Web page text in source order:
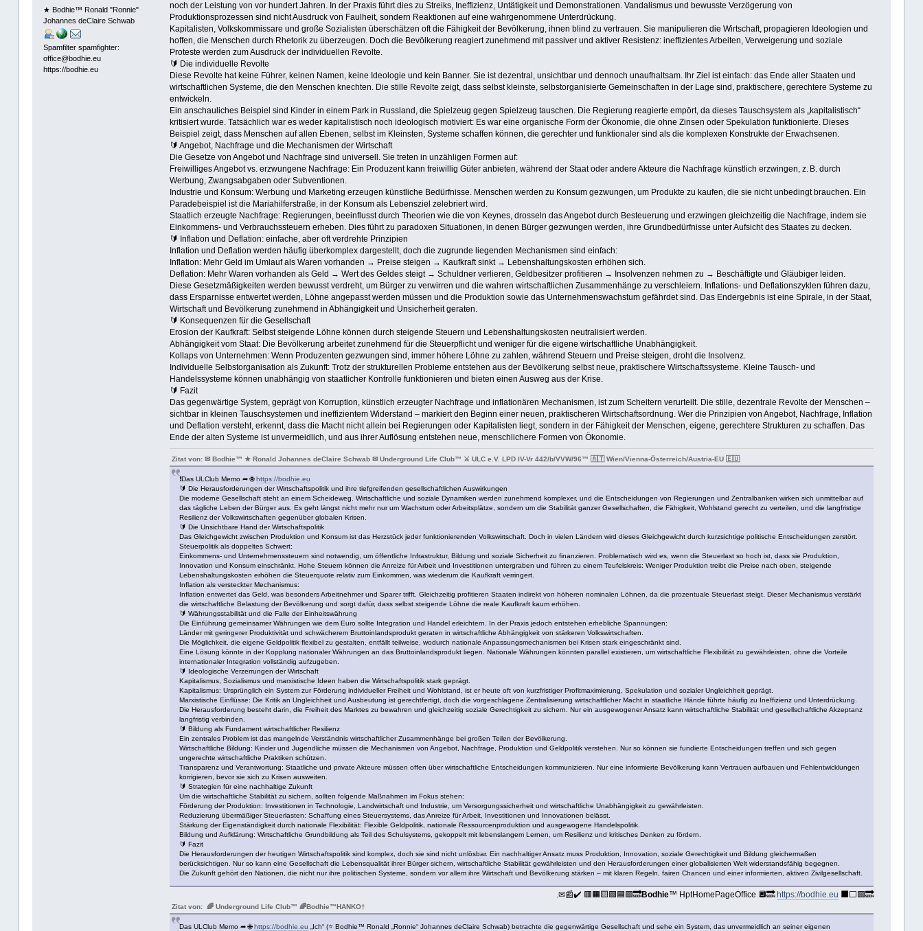
★ Bodhie™ Ronald "Ronnie"
Johannes deClaire Schwab
Spamfilter spamfighter:
office@bodhie.eu
https://bodhie.eu
noch der Leistung von vor hundert Jahren. In der Praxis führt dies zu Streiks, Ineffizienz, Untätigkeit und Demonstrationen. Vandalismus und bewusste Verzögerung von
Produktionsprozessen sind nicht Ausdruck von Faulheit, sondern Reaktionen auf eine wahrgenommene Unterdrückung.
Kapitalisten, Volkskommissare und große Sozialisten überschätzen oft die Fähigkeit der Bevölkerung, ihnen blind zu vertrauen. Sie manipulieren die Wirtschaft, propagieren Ideologien und
hoffen, die Menschen durch Rhetorik zu überzeugen. Doch die Bevölkerung reagiert zunehmend mit passiver und aktiver Resistenz: ineffizientes Arbeiten, Verweigerung und soziale
Proteste werden zum Ausdruck der individuellen Revolte.
🔰 Die individuelle Revolte
Diese Revolte hat keine Führer, keinen Namen, keine Ideologie und kein Banner. Sie ist dezentral, unsichtbar und dennoch unaufhaltsam. Ihr Ziel ist einfach: das Ende aller Staaten und
wirtschaftlichen Systeme, die den Menschen knechten. Die stille Revolte zeigt, dass selbst kleinste, selbstorganisierte Gemeinschaften in der Lage sind, praktischere, gerechtere Systeme zu
entwickeln.
Ein anschauliches Beispiel sind Kinder in einem Park in Russland, die Spielzeug gegen Spielzeug tauschen. Die Regierung reagierte empört, da dieses Tauschsystem als „kapitalistisch“
kritisiert wurde. Tatsächlich war es weder kapitalistisch noch ideologisch motiviert: Es war eine organische Form der Ökonomie, die ohne Zinsen oder Spekulation funktionierte. Dieses
Beispiel zeigt, dass Menschen auf allen Ebenen, selbst im Kleinsten, Systeme schaffen können, die gerechter und funktionaler sind als die komplexen Konstrukte der Erwachsenen.
🔰 Angebot, Nachfrage und die Mechanismen der Wirtschaft
Die Gesetze von Angebot und Nachfrage sind universell. Sie treten in unzähligen Formen auf:
Freiwilliges Angebot vs. erzwungene Nachfrage: Ein Produzent kann freiwillig Güter anbieten, während der Staat oder andere Akteure die Nachfrage künstlich erzwingen, z. B. durch
Werbung, Zwangsabgaben oder Subventionen.
Industrie und Konsum: Werbung und Marketing erzeugen künstliche Bedürfnisse. Menschen werden zu Konsum gezwungen, um Produkte zu kaufen, die sie nicht unbedingt brauchen. Ein
Paradebeispiel ist die Mariahilferstraße, in der Konsum als Lebensziel zelebriert wird.
Staatlich erzeugte Nachfrage: Regierungen, beeinflusst durch Theorien wie die von Keynes, drosseln das Angebot durch Besteuerung und erzwingen gleichzeitig die Nachfrage, indem sie
Einkommens- und Verbrauchssteuern erheben. Dies führt zu paradoxen Situationen, in denen Bürger gezwungen werden, ihre Grundbedürfnisse unter Aufsicht des Staates zu decken.
🔰 Inflation und Deflation: einfache, aber oft verdrehte Prinzipien
Inflation und Deflation werden häufig überkomplex dargestellt, doch die zugrunde liegenden Mechanismen sind einfach:
Inflation: Mehr Geld im Umlauf als Waren vorhanden → Preise steigen → Kaufkraft sinkt → Lebenshaltungskosten erhöhen sich.
Deflation: Mehr Waren vorhanden als Geld → Wert des Geldes steigt → Schuldner verlieren, Geldbesitzer profitieren → Insolvenzen nehmen zu → Beschäftigte und Gläubiger leiden.
Diese Gesetzmäßigkeiten werden bewusst verdreht, um Bürger zu verwirren und die wahren wirtschaftlichen Zusammenhänge zu verschleiern. Inflations- und Deflationszyklen führen dazu,
dass Ersparnisse entwertet werden, Löhne angepasst werden müssen und die Produktion sowie das Unternehmenswachstum gefährdet sind. Das Endergebnis ist eine Spirale, in der Staat,
Wirtschaft und Bevölkerung zunehmend in Abhängigkeit und Unsicherheit geraten.
🔰 Konsequenzen für die Gesellschaft
Erosion der Kaufkraft: Selbst steigende Löhne können durch steigende Steuern und Lebenshaltungskosten neutralisiert werden.
Abhängigkeit vom Staat: Die Bevölkerung arbeitet zunehmend für die Steuerpflicht und weniger für die eigene wirtschaftliche Unabhängigkeit.
Kollaps von Unternehmen: Wenn Produzenten gezwungen sind, immer höhere Löhne zu zahlen, während Steuern und Preise steigen, droht die Insolvenz.
Individuelle Selbstorganisation als Zukunft: Trotz der strukturellen Probleme entstehen aus der Bevölkerung selbst neue, praktischere Wirtschaftssysteme. Kleine Tausch- und
Handelssysteme können unabhängig von staatlicher Kontrolle funktionieren und bieten einen Ausweg aus der Krise.
🔰 Fazit
Das gegenwärtige System, geprägt von Korruption, künstlich erzeugter Nachfrage und inflationären Mechanismen, ist zum Scheitern verurteilt. Die stille, dezentrale Revolte der Menschen –
sichtbar in kleinen Tauschsystemen und ineffizientem Widerstand – markiert den Beginn einer neuen, praktischeren Wirtschaftsordnung. Wer die Prinzipien von Angebot, Nachfrage, Inflation
und Deflation versteht, erkennt, dass die Macht nicht allein bei Regierungen oder Kapitalisten liegt, sondern in der Fähigkeit der Menschen, eigene, gerechtere Strukturen zu schaffen. Das
Ende der alten Systeme ist unvermeidlich, und aus ihrer Auflösung entstehen neue, menschlichere Formen von Ökonomie.
Zitat von: ✉ Bodhie™ ★ Ronald Johannes deClaire Schwab ✉ Underground Life Club™ ⚔ ULC e.V. LPD IV-Vr 442/b/VVW/96™ 🇦🇹 Wien/Vienna-Österreich/Austria-EU 🇪🇺
❗Das ULClub Memo ➦ 🌐https://bodhie.eu
🔰 Die Herausforderungen der Wirtschaftspolitik und ihre tiefgreifenden gesellschaftlichen Auswirkungen
Die moderne Gesellschaft steht an einem Scheideweg. Wirtschaftliche und soziale Dynamiken werden zunehmend komplexer, und die Entscheidungen von Regierungen und Zentralbanken wirken sich unmittelbar auf
das tägliche Leben der Bürger aus. Es geht längst nicht mehr nur um Wachstum oder Arbeitsplätze, sondern um die Stabilität ganzer Gesellschaften, die Fähigkeit, Wohlstand gerecht zu verteilen, und die langfristige
Resilienz der Volkswirtschaften gegenüber globalen Krisen.
🔰 Die Unsichtbare Hand der Wirtschaftspolitik
Das Gleichgewicht zwischen Produktion und Konsum ist das Herzstück jeder funktionierenden Volkswirtschaft. Doch in vielen Ländern wird dieses Gleichgewicht durch kurzsichtige politische Entscheidungen zerstört.
Steuerpolitik als doppeltes Schwert:
Einkommens- und Unternehmenssteuern sind notwendig, um öffentliche Infrastruktur, Bildung und soziale Sicherheit zu finanzieren. Problematisch wird es, wenn die Steuerlast so hoch ist, dass sie Produktion,
Innovation und Konsum einschränkt. Hohe Steuern können die Anreize für Arbeit und Investitionen untergraben und führen zu einem Teufelskreis: Weniger Produktion treibt die Preise nach oben, steigende
Lebenshaltungskosten erhöhen die Steuerquote relativ zum Einkommen, was wiederum die Kaufkraft verringert.
Inflation als versteckter Mechanismus:
Inflation entwertet das Geld, was besonders Arbeitnehmer und Sparer trifft. Gleichzeitig profitieren Staaten indirekt von höheren nominalen Löhnen, da die prozentuale Steuerlast steigt. Dieser Mechanismus verstärkt
die wirtschaftliche Belastung der Bevölkerung und sorgt dafür, dass selbst steigende Löhne die reale Kaufkraft kaum erhöhen.
🔰 Währungsstabilität und die Falle der Einheitswährung
Die Einführung gemeinsamer Währungen wie dem Euro sollte Integration und Handel erleichtern. In der Praxis jedoch entstehen erhebliche Spannungen:
Länder mit geringerer Produktivität und schwächerem Bruttoinlandsprodukt geraten in wirtschaftliche Abhängigkeit von stärkeren Volkswirtschaften.
Die Möglichkeit, die eigene Geldpolitik flexibel zu gestalten, entfällt teilweise, wodurch nationale Anpassungsmechanismen bei Krisen stark eingeschränkt sind.
Eine Lösung könnte in der Kopplung nationaler Währungen an das Bruttoinlandsprodukt liegen. Nationale Währungen könnten parallel existieren, um wirtschaftliche Flexibilität zu gewährleisten, ohne die Vorteile
internationaler Integration vollständig aufzugeben.
🔰 Ideologische Verzerrungen der Wirtschaft
Kapitalismus, Sozialismus und marxistische Ideen haben die Wirtschaftspolitik stark geprägt.
Kapitalismus: Ursprünglich ein System zur Förderung individueller Freiheit und Wohlstand, ist er heute oft von kurzfristiger Profitmaximierung, Spekulation und sozialer Ungleichheit geprägt.
Marxistische Einflüsse: Die Kritik an Ungleichheit und Ausbeutung ist gerechtfertigt, doch die vorgeschlagene Zentralisierung wirtschaftlicher Macht in staatliche Hände führte häufig zu Ineffizienz und Unterdrückung.
Die Herausforderung besteht darin, die Freiheit des Marktes zu bewahren und gleichzeitig soziale Gerechtigkeit zu sichern. Nur ein ausgewogener Ansatz kann wirtschaftliche Stabilität und gesellschaftliche Akzeptanz
langfristig verbinden.
🔰 Bildung als Fundament wirtschaftlicher Resilienz
Ein zentrales Problem ist das mangelnde Verständnis wirtschaftlicher Zusammenhänge bei großen Teilen der Bevölkerung.
Wirtschaftliche Bildung: Kinder und Jugendliche müssen die Mechanismen von Angebot, Nachfrage, Produktion und Geldpolitik verstehen. Nur so können sie fundierte Entscheidungen treffen und sich gegen
ungerechte wirtschaftliche Praktiken schützen.
Transparenz und Verantwortung: Staatliche und private Akteure müssen offen über wirtschaftliche Entscheidungen kommunizieren. Nur eine informierte Bevölkerung kann Vertrauen aufbauen und Fehlentwicklungen
korrigieren, bevor sie sich zu Krisen ausweiten.
🔰 Strategien für eine nachhaltige Zukunft
Um die wirtschaftliche Stabilität zu sichern, sollten folgende Maßnahmen im Fokus stehen:
Förderung der Produktion: Investitionen in Technologie, Landwirtschaft und Industrie, um Versorgungssicherheit und wirtschaftliche Unabhängigkeit zu gewährleisten.
Reduzierung übermäßiger Steuerlasten: Schaffung eines Steuersystems, das Anreize für Arbeit, Investitionen und Innovationen belässt.
Stärkung der Eigenständigkeit durch nationale Flexibilität: Flexible Geldpolitik, nationale Ressourcenproduktion und ausgewogene Handelspolitik.
Bildung und Aufklärung: Wirtschaftliche Grundbildung als Teil des Schulsystems, gekoppelt mit lebenslangem Lernen, um Resilienz und kritisches Denken zu fördern.
🔰 Fazit
Die Herausforderungen der heutigen Wirtschaftspolitik sind komplex, doch sie sind nicht unlösbar. Ein nachhaltiger Ansatz muss Produktion, Innovation, soziale Gerechtigkeit und Bildung gleichermaßen
berücksichtigen. Nur so kann eine Gesellschaft die Lebensqualität ihrer Bürger sichern, wirtschaftliche Stabilität gewährleisten und den Herausforderungen einer globalisierten Welt widerstandsfähig begegnen.
Die Zukunft gehört den Nationen, die nicht nur ihre politischen Systeme, sondern vor allem ihre Wirtschaft und Bevölkerung stärken – mit klaren Regeln, fairen Chancen und einer informierten, aktiven Zivilgesellschaft.
.✉📰✔️ 🟥🟧🟨🟩🟦🟪🔜Bodhie™ HptHomePageOffice 🔲🔜https://bodhie.eu ⬛️⬜️🟪🔜
Zitat von: 🌈 Underground Life Club™ 🌈Bodhie™HANKO†
Das ULClub Memo ➦ 🌐https://bodhie.eu „Ich“ (⭐️ Bodhie™ Ronald „Ronnie“ Johannes deClaire Schwab) betrachte die gegenwärtige Gesellschaft und sehe ein System, das unvermeidlich an seiner eigenen